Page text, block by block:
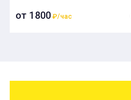
от 1800₽/час